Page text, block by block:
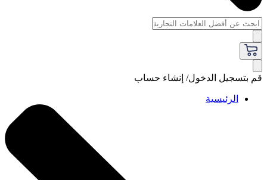
قم بتسجيل الدخول/ إنشاء حساب
الرئيسية